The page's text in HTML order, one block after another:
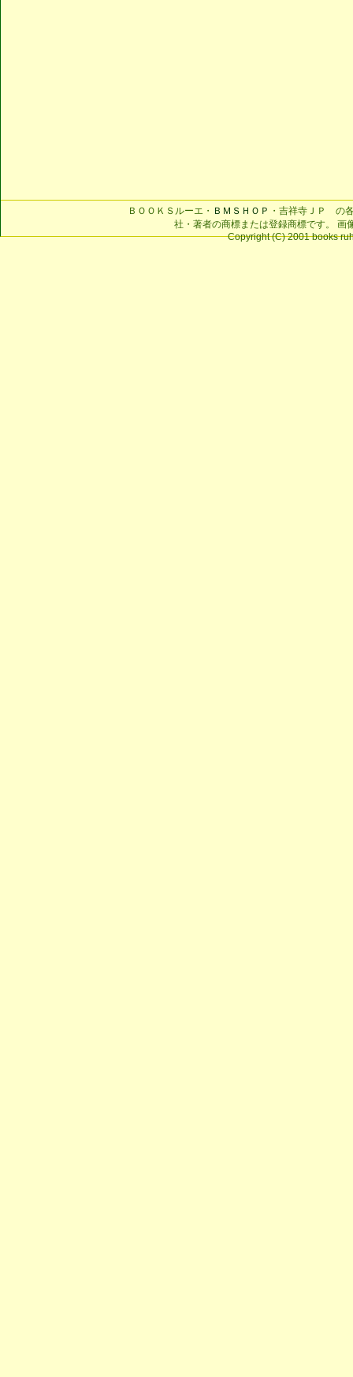
ＢＯＯＫＳルーエ・ ＢＭＳＨＯＰ ・吉祥寺ＪＰ の
社・著者の商標または登録商標です。 画
Copyright (C) 2001 books